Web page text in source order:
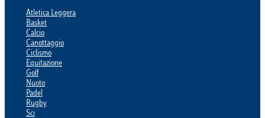
Atletica Leggera
Basket
Calcio
Canottaggio
Ciclismo
Equitazione
Golf
Nuoto
Padel
Rugby
Sci